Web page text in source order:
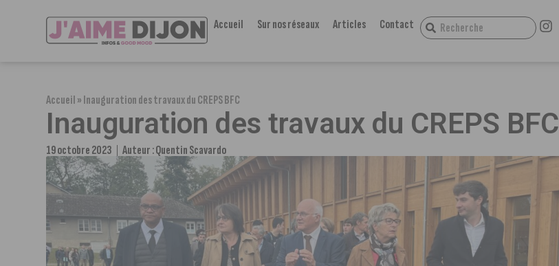
Accueil Sur nos réseaux Articles Contact
Accueil»Inauguration des travaux du CREPS BFC
Inauguration des travaux du CREPS BFC
19 octobre 2023 Auteur :Quentin Scavardo